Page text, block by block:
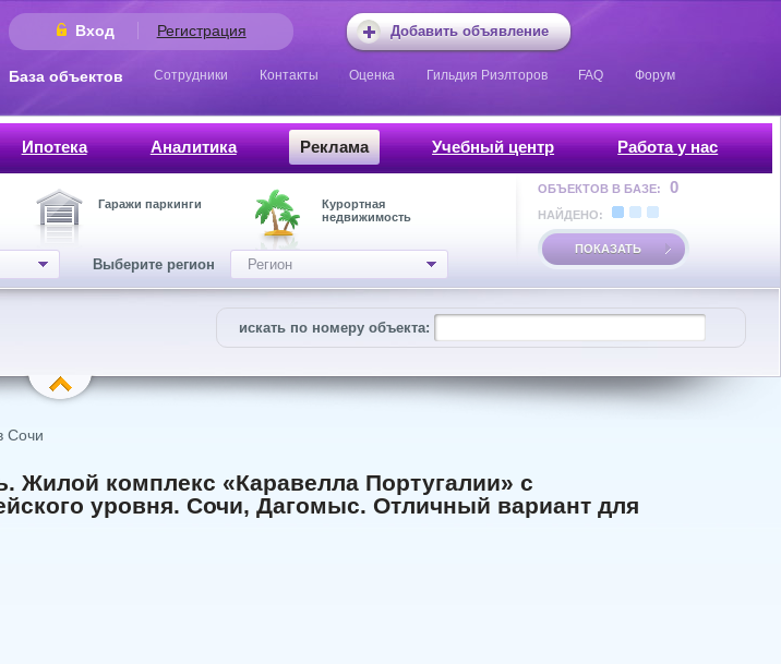
Добавить объявление
Вход Регистрация
База объектов Сотрудники Контакты Оценка Гильдия Риэлторов FAQ Форум
Ипотека Аналитика Реклама Учебный центр Работа у нас
Гаражи паркинги
Курортная
недвижимость
Выберите регион Регион
ОБЪЕКТОВ В БАЗЕ: 0
НАЙДЕНО:
ПОКАЗАТЬ
искать по номеру объекта:
Сочи
Жилой комплекс «Каравелла Португалии» с
уровня. Сочи, Дагомыс. Отличный вариант для